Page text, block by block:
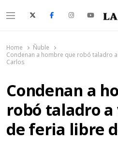
Menu
Home
Ñuble
Condenan a hombre que robó taladro
Carlos
Condenan a
robó taladro
de feria libre